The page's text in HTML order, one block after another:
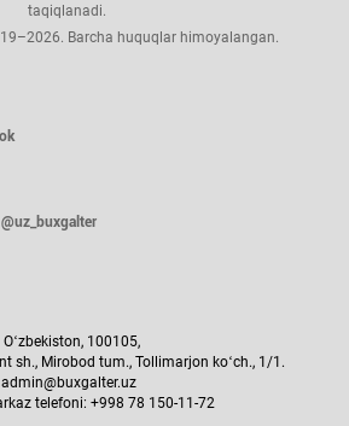
taqiqlanadi.
Barcha huquqlar himoyalangan.
Oʻzbekiston, 100105,
sh., Mirobod tum., Tollimarjon koʻch., 1/1.
admin@buxgalter.uz
telefoni: +998 78 150-11-72